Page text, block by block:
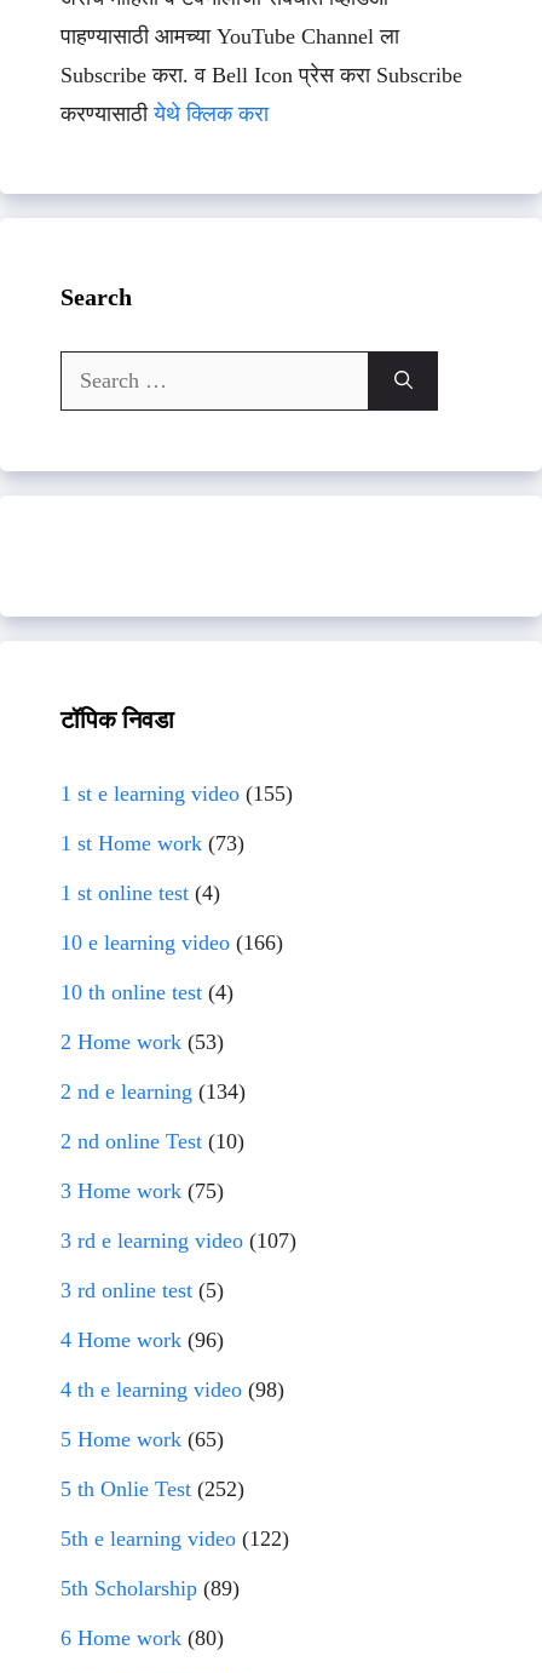
पाहण्यासाठी आमच्या YouTube Channel ला
Subscribe करा. व Bell Icon प्रेस करा Subscribe
करण्यासाठीयेथे क्लिक करा
Search
Search
for:
टॉपिक निवडा
1 st e learning video (155)
1 st Home work (73)
1 st online test (4)
10 e learning video (166)
10 th online test (4)
2 Home work (53)
2 nd e learning (134)
2 nd online Test (10)
3 Home work (75)
3 rd e learning video (107)
3 rd online test (5)
4 Home work (96)
4 th e learning video (98)
5 Home work (65)
5 th Onlie Test (252)
5th e learning video (122)
5th Scholarship (89)
6 Home work (80)